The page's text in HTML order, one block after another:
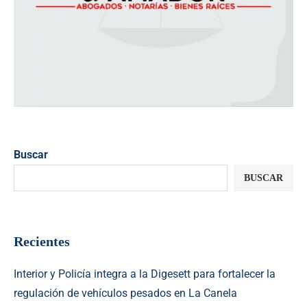
Buscar
BUSCAR
Recientes
Interior y Policía integra a la Digesett para fortalecer la
regulación de vehículos pesados en La Canela